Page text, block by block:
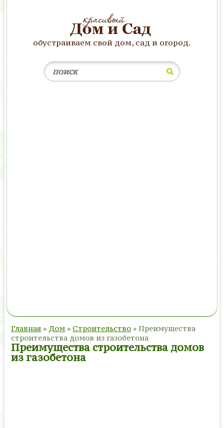
обустраиваем свой дом, сад и огород.
Главная » Дом » Строительство » Преимущества
строительства домов из газобетона
Преимущества строительства домов
из газобетона